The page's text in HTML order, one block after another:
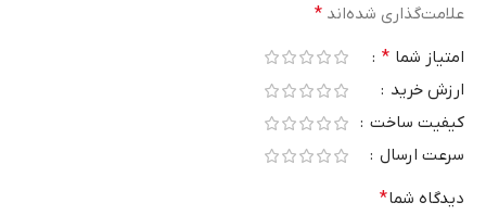
علامت‌گذاری شده‌اند *
امتیاز شما *
ارزش خرید
کیفیت ساخت
سرعت ارسال
دیدگاه شما*